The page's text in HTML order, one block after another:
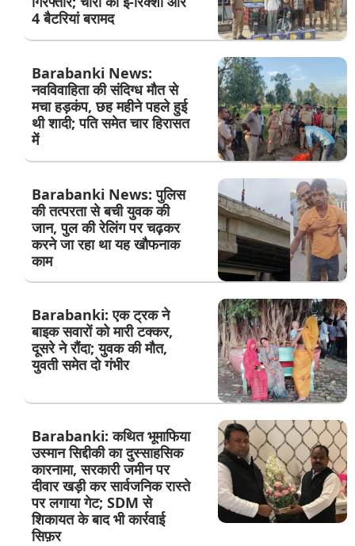
4 बैटरियां बरामद
Barabanki News:
नवविवाहिता की संदिग्ध मौत से
मचा हड़कंप, छह महीने पहले हुई
थी शादी; पति समेत चार हिरासत
में
Barabanki News: पुलिस
की तत्परता से बची युवक की
जान, पुल की रेलिंग पर चढ़कर
करने जा रहा था यह खौफनाक
काम
Barabanki: एक ट्रक ने
बाइक सवारों को मारी टक्कर,
दूसरे ने रौंदा; युवक की मौत,
युवती समेत दो गंभीर
Barabanki: कथित भूमाफिया
उस्मान सिद्दीकी का दुस्साहसिक
कारनामा, सरकारी जमीन पर
दीवार खड़ी कर सार्वजनिक रास्ते
पर लगाया गेट; SDM से
शिकायत के बाद भी कार्रवाई
सिफ़र